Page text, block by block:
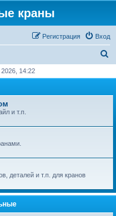
краны
Вход
Регистрация
с
14:22
и т.п.
деталей и т.п. для кранов